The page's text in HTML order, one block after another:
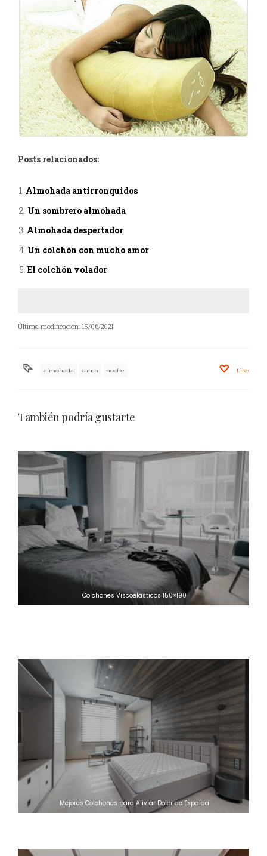
Posts relacionados:
Almohada antirronquidos
Un sombrero almohada
Almohada despertador
Un colchón con mucho amor
El colchón volador
Última modificación: 15/06/2021
almohada cama noche Like
También podría gustarte
Tiempo de recuperacion para colchones enrollados
Colchones Viscoelasticos 150×190
Mejores Colchones para Aliviar Dolor de Espalda
Los mejores trucos para ahorrar en la factura de la luz estas